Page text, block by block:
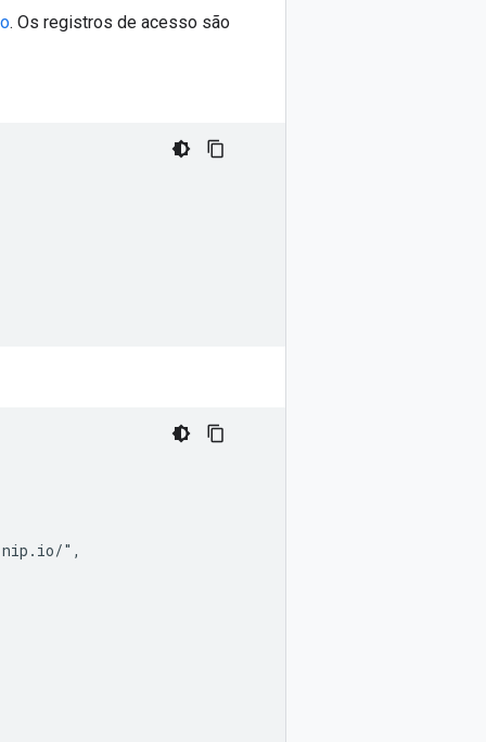
. Os registros de acesso são
",